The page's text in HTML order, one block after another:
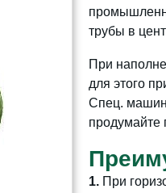
трубы в
При
для этого
Спец.
продумайте
1. При